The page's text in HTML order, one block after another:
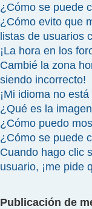
¿Cómo se puede
¿Cómo evito que
listas de usuarios
¡La hora en los
Cambié la zona
siendo incorrecto!
¡Mi idioma no
¿Qué es la
¿Cómo puedo
¿Cómo se puede
Cuando hago clic
usuario, ¡me pide
Publicación de